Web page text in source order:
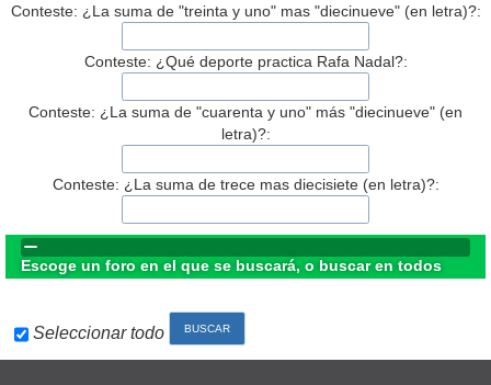
Conteste: ¿La suma de "treinta y uno" mas "diecinueve" (en letra)?:
Conteste: ¿Qué deporte practica Rafa Nadal?:
Conteste: ¿La suma de "cuarenta y uno" más "diecinueve" (en
letra)?:
Conteste: ¿La suma de trece mas diecisiete (en letra)?:
Escoge un foro en el que se buscará, o buscar en todos
Seleccionar todo